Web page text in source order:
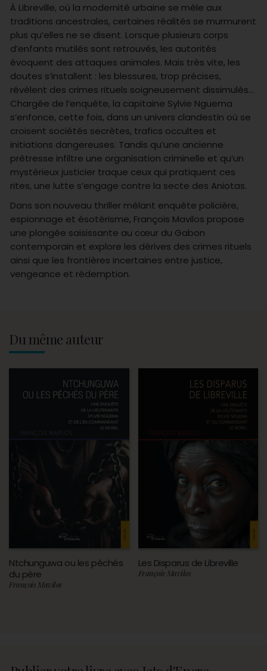
À Libreville, où la modernité urbaine se mêle aux
traditions ancestrales, certaines réalités se murmurent
plus qu’elles ne se disent. Lorsque plusieurs corps
d’enfants mutilés sont retrouvés, les autorités
évoquent des attaques animales. Mais très vite, les
doutes s’installent : les blessures, trop précises,
révèlent des crimes rituels soigneusement dissimulés…
Chargée de l’enquête, la capitaine Sylvie Nguema
s’enfonce, cette fois, dans un univers clandestin où se
croisent sociétés secrètes, trafics occultes et
initiations dangereuses. Tandis qu’une ancienne
prêtresse infiltre une organisation criminelle et qu’un
mystérieux justicier traque ceux qui pratiquent ces
rites, une lutte s’engage contre la secte des Aniotas.
Dans son nouveau thriller mêlant enquête policière,
espionnage et ésotérisme, François Mavilos propose
une plongée saisissante au cœur du Gabon
contemporain et explore les dérives des crimes rituels
ainsi que les frontières incertaines entre justice,
vengeance et rédemption.
Du même auteur
Ntchunguwa ou les péchés
du père
François Mavilos
Les Disparus de Libreville
François Mavilos